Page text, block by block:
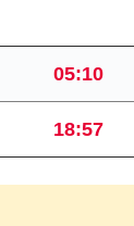
05:10
18:57